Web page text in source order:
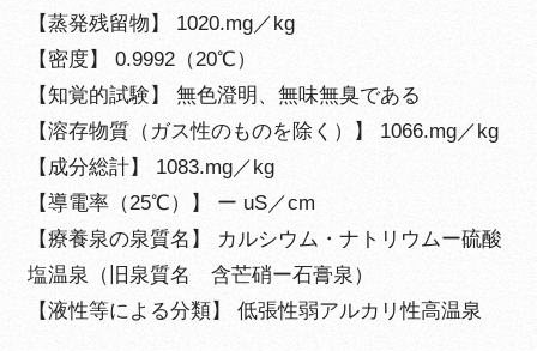
【蒸発残留物】 1020.mg／kg
【密度】 0.9992（20℃）
【知覚的試験】 無色澄明、無味無臭である
【溶存物質（ガス性のものを除く）】 1066.mg／kg
【成分総計】 1083.mg／kg
【導電率（25℃）】 ー uS／cm
【療養泉の泉質名】 カルシウム・ナトリウムー硫酸
塩温泉（旧泉質名 含芒硝ー石膏泉）
【液性等による分類】 低張性弱アルカリ性高温泉